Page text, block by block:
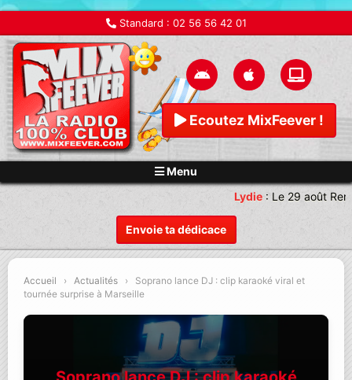
Standard : 02 56 56 42 01
Ecoutez MixFeever !
Menu
Envoie ta dédicace
Lydie: Le 29 août
Accueil › Actualités ›
Soprano lance DJ : clip karaoké viral et
tournée surprise à Marseille